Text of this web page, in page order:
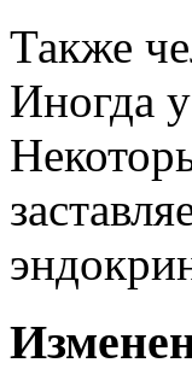
Также
Иногда